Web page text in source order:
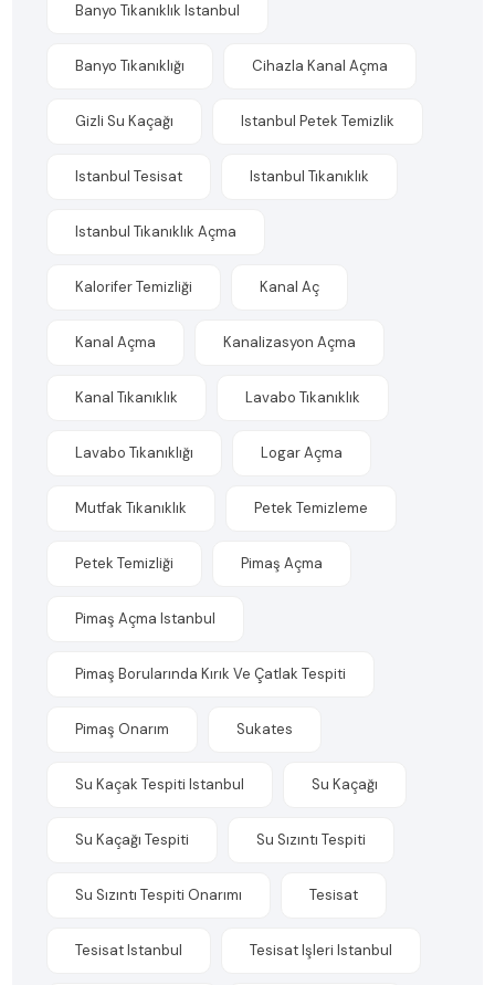
Banyo Tıkanıklık Istanbul
Banyo Tıkanıklığı Cihazla Kanal Açma
Gizli Su Kaçağı Istanbul Petek Temizlik
Istanbul Tesisat Istanbul Tıkanıklık
Istanbul Tıkanıklık Açma
Kalorifer Temizliği Kanal Aç
Kanal Açma Kanalizasyon Açma
Kanal Tıkanıklık Lavabo Tıkanıklık
Lavabo Tıkanıklığı Logar Açma
Mutfak Tıkanıklık Petek Temizleme
Petek Temizliği Pimaş Açma
Pimaş Açma Istanbul
Pimaş Borularında Kırık Ve Çatlak Tespiti
Pimaş Onarım Sukates
Su Kaçak Tespiti Istanbul Su Kaçağı
Su Kaçağı Tespiti Su Sızıntı Tespiti
Su Sızıntı Tespiti Onarımı Tesisat
Tesisat Istanbul Tesisat Işleri Istanbul